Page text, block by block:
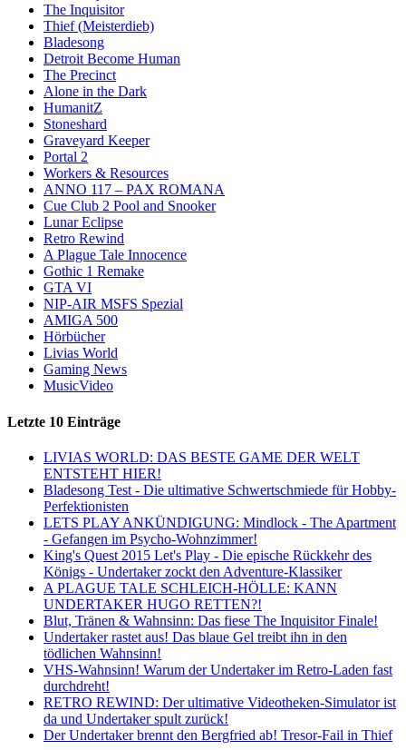
The Inquisitor
Thief (Meisterdieb)
Bladesong
Detroit Become Human
The Precinct
Alone in the Dark
HumanitZ
Stoneshard
Graveyard Keeper
Portal 2
Workers & Resources
ANNO 117 – PAX ROMANA
Cue Club 2 Pool and Snooker
Lunar Eclipse
Retro Rewind
A Plague Tale Innocence
Gothic 1 Remake
GTA VI
NIP-AIR MSFS Spezial
AMIGA 500
Hörbücher
Livias World
Gaming News
MusicVideo
Letzte 10 Einträge
LIVIAS WORLD: DAS BESTE GAME DER WELT
ENTSTEHT HIER!
Bladesong Test - Die ultimative Schwertschmiede für Hobby-
Perfektionisten
LETS PLAY ANKÜNDIGUNG: Mindlock - The Apartment
- Gefangen im Psycho-Wohnzimmer!
King's Quest 2015 Let's Play - Die epische Rückkehr des
Königs - Undertaker zockt den Adventure-Klassiker
A PLAGUE TALE SCHLEICH-HÖLLE: KANN
UNDERTAKER HUGO RETTEN?!
Blut, Tränen & Wahnsinn: Das fiese The Inquisitor Finale!
Undertaker rastet aus! Das blaue Gel treibt ihn in den
tödlichen Wahnsinn!
VHS-Wahnsinn! Warum der Undertaker im Retro-Laden fast
durchdreht!
RETRO REWIND: Der ultimative Videotheken-Simulator ist
da und Undertaker spult zurück!
Der Undertaker brennt den Bergfried ab! Tresor-Fail in Thief